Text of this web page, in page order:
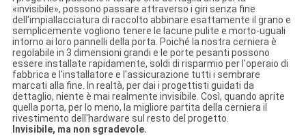
«invisibile», possono passare attraverso i giri senza fine
dell'impiallacciatura di raccolto abbinare esattamente il grano e
semplicemente vogliono tenere le lacune pulite e morto-uguali
intorno ai loro pannelli della porta. Poiché la nostra cerniera è
regolabile in 3 dimensioni grandi e le porte pesanti possono
essere installate rapidamente, soldi di risparmio per l'operaio di
fabbrica e l'installatore e l'assicurazione tutti i sembrare
marcati alla fine. In realtà, per dai i progettisti guidati da
dettaglio, niente è mai realmente invisibile. Così, quando aprite
quella porta, per lo meno, la migliore partita della cerniera il
rivestimento dell'hardware sul resto del progetto.
Invisibile, ma non sgradevole.